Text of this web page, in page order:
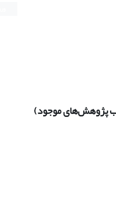
پژوهش‌های موجود)